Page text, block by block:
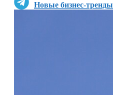
Новые бизнес-тренды